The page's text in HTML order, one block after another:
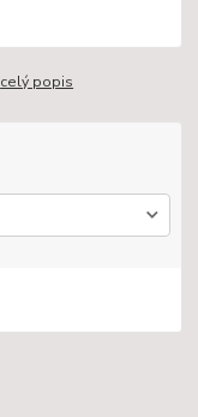
celý popis